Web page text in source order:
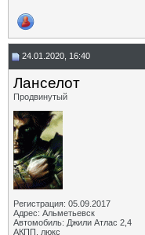
24.01.2020, 16:40
Ланселот
Продвинутый
Регистрация: 05.09.2017
Адрес: Альметьевск
Автомобиль: Джили Атлас 2,4
АКПП, люкс